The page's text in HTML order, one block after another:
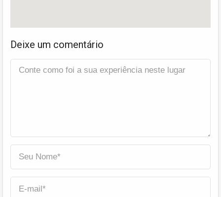
Deixe um comentário